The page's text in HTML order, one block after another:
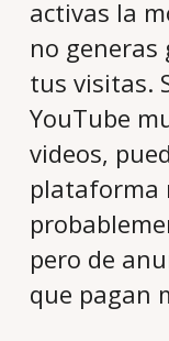
activas la
no generas
tus visitas.
YouTube
videos,
plataforma
pero de
que pagan